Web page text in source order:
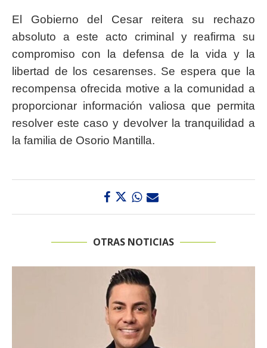
El Gobierno del Cesar reitera su rechazo
absoluto a este acto criminal y reafirma su
compromiso con la defensa de la vida y la
libertad de los cesarenses. Se espera que la
recompensa ofrecida motive a la comunidad a
proporcionar información valiosa que permita
resolver este caso y devolver la tranquilidad a
la familia de Osorio Mantilla.
OTRAS NOTICIAS